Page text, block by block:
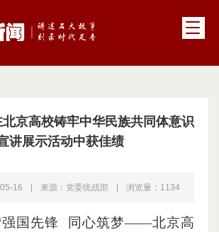
京高校铸牢中华民族共同体意识
讲展示活动中获佳绩
16 来源：党委统战部 浏览量： 1134
强国先锋 同心筑梦——北京高